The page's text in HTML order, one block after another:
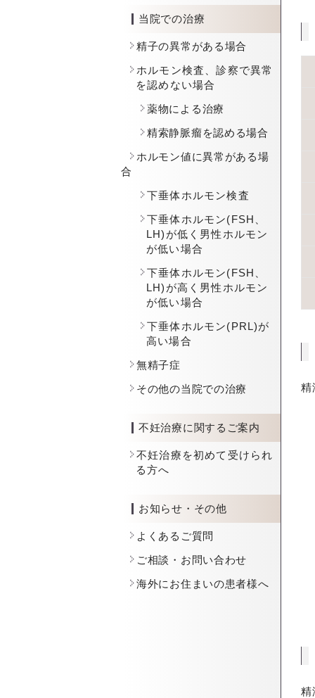
精
精
当院での治療
精子の異常がある場合
ホルモン検査、診察で異常
を認めない場合
薬物による治療
精索静脈瘤を認める場合
ホルモン値に異常がある場
合
下垂体ホルモン検査
下垂体ホルモン(FSH、
LH)が低く男性ホルモン
が低い場合
下垂体ホルモン(FSH、
LH)が高く男性ホルモン
が低い場合
下垂体ホルモン(PRL)が
高い場合
無精子症
その他の当院での治療
不妊治療に関するご案内
不妊治療を初めて受けられ
る方へ
お知らせ・その他
よくあるご質問
ご相談・お問い合わせ
海外にお住まいの患者様へ